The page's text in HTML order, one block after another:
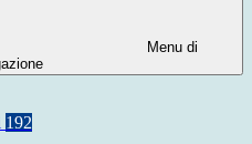
Menu di
192